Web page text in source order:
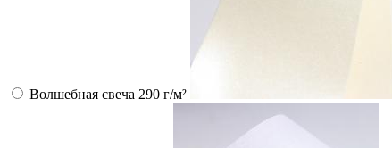
Волшебная свеча 290 г/м²